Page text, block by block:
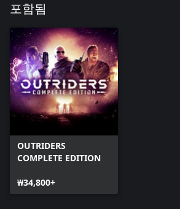
포함됨
OUTRIDERS
COMPLETE EDITION
₩34,800+